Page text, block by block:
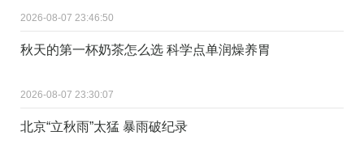
2026-08-07 23:46:50
秋天的第一杯奶茶怎么选 科学点单润燥养胃
2026-08-07 23:30:07
北京“立秋雨”太猛 暴雨破纪录